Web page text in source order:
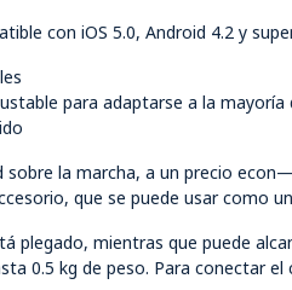
con iOS 5.0, Android 4.2 y
para adaptarse a la
sobre la marcha, a un precio
que se puede usar como
plegado, mientras que puede
0.5 kg de peso. Para conectar